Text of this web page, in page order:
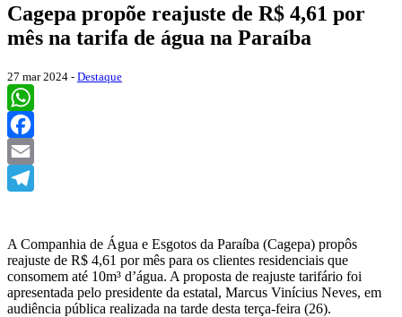
Cagepa propõe reajuste de R$ 4,61 por
mês na tarifa de água na Paraíba
27 mar 2024 - Destaque
WhatsApp
Facebook
Email
A Companhia de Água e Esgotos da Paraíba (Cagepa) propôs
reajuste de R$ 4,61 por mês para os clientes residenciais que
consomem até 10m³ d’água. A proposta de reajuste tarifário foi
apresentada pelo presidente da estatal, Marcus Vinícius Neves, em
audiência pública realizada na tarde desta terça-feira (26).